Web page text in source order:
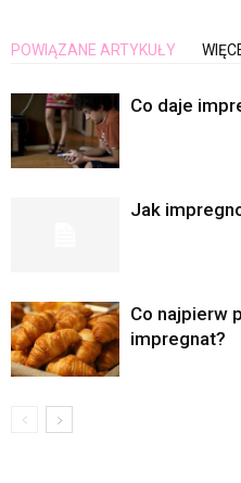
POWIĄZANE ARTYKUŁY
Co daje
Jak
Co najpierw
impregnat?